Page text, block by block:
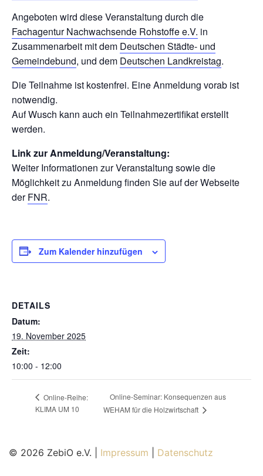
Angeboten wird diese Veranstaltung durch die
Fachagentur Nachwachsende Rohstoffe e.V. in
Zusammenarbeit mit dem Deutschen Städte- und
Gemeindebund, und dem Deutschen Landkreistag.
Die Teilnahme ist kostenfrei. Eine Anmeldung vorab ist
notwendig.
Auf Wusch kann auch ein Teilnahmezertifikat erstellt
werden.
Link zur Anmeldung/Veranstaltung:
Weiter Informationen zur Veranstaltung sowie die
Möglichkeit zu Anmeldung finden Sie auf der Webseite
derFNR.
Zum Kalender hinzufügen
DETAILS
Datum:
19. November 2025
Zeit:
10:00 - 12:00
Online-Reihe:
KLIMA UM 10
Online-Seminar: Konsequenzen aus
WEHAM für die Holzwirtschaft
© 2026 ZebiO e.V. | Impressum Datenschutz